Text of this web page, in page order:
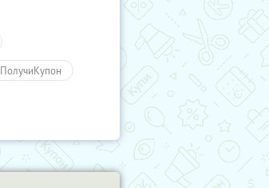
ПолучиКупон